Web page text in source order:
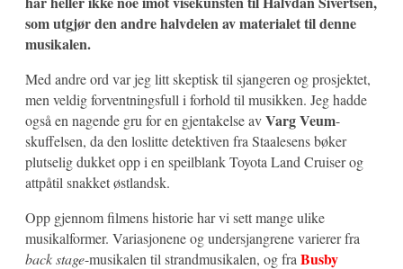
som utgjør den andre halvdelen av materialet til denne
musikalen.
Med andre ord var jeg litt skeptisk til sjangeren og prosjektet,
men veldig forventningsfull i forhold til musikken. Jeg hadde
også en nagende gru for en gjentakelse avVarg Veum-
skuffelsen, da den loslitte detektiven fra Staalesens bøker
plutselig dukket opp i en speilblank Toyota Land Cruiser og
attpåtil snakket østlandsk.
Opp gjennom filmens historie har vi sett mange ulike
musikalformer. Variasjonene og undersjangrene varierer fra
back stage-musikalen til strandmusikalen, og fra Busby